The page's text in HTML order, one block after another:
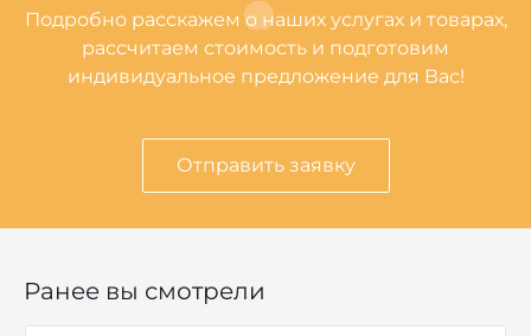
Подробно расскажем о наших услугах и товарах,
рассчитаем стоимость и подготовим
индивидуальное предложение для Вас!
Отправить заявку
Ранее вы смотрели